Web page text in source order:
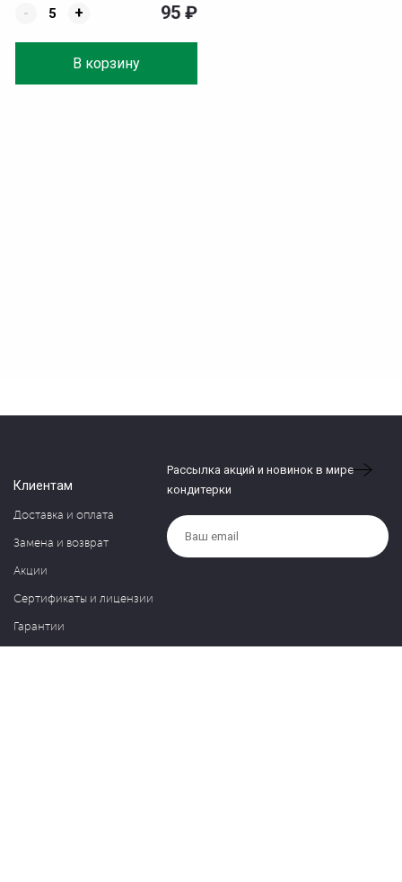
-
+
В корзину
95 ₽
Клиентам
Доставка и оплата
Замена и возврат
Акции
Сертификаты и лицензии
Гарантии
Рассылка акций и новинок в мире
кондитерки